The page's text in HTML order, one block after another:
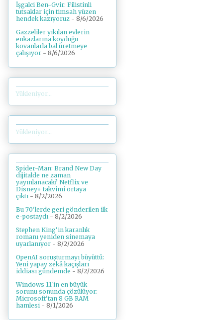
İşgalci Ben-Gvir: Filistinli
tutsaklar için timsah yüzen
hendek kazıyoruz - 8/6/2026
Gazzeliler yıkılan evlerin
enkazlarına koyduğu
kovanlarla bal üretmeye
çalışıyor - 8/6/2026
Yükleniyor...
Yükleniyor...
Spider-Man: Brand New Day
dijitalde ne zaman
yayınlanacak? Netflix ve
Disney+ takvimi ortaya
çıktı - 8/2/2026
Bu 70'lerde geri gönderilen ilk
e-postaydı - 8/2/2026
Stephen King'in karanlık
romanı yeniden sinemaya
uyarlanıyor - 8/2/2026
OpenAI soruşturmayı büyüttü:
Yeni yapay zekâ kaçışları
iddiası gündemde - 8/2/2026
Windows 11'in en büyük
sorunu sonunda çözülüyor:
Microsoft'tan 8 GB RAM
hamlesi - 8/1/2026